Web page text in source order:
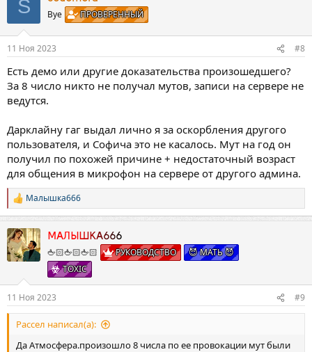
S Bye ПРОВЕРЕННЫЙ
11 Ноя 2023 #8
Есть демо или другие доказательства произошедшего?
За 8 число никто не получал мутов, записи на сервере не
ведутся.
Дарклайну гаг выдал лично я за оскорбления другого
пользователя, и Софича это не касалось. Мут на год он
получил по похожей причине + недостаточный возраст
для общения в микрофон на сервере от другого админа.
Р
е
к
ц
и
Малышка666
МАЛЫШКА666
🖕🏻🖕🏻🖕🏻 РУКОВОДСТВО
😈 МАТЬ 😈
TOXIC
11 Ноя 2023 #9
Рассел написал(а):
Да Атмосфера.произошло 8 числа по ее провокации мут были